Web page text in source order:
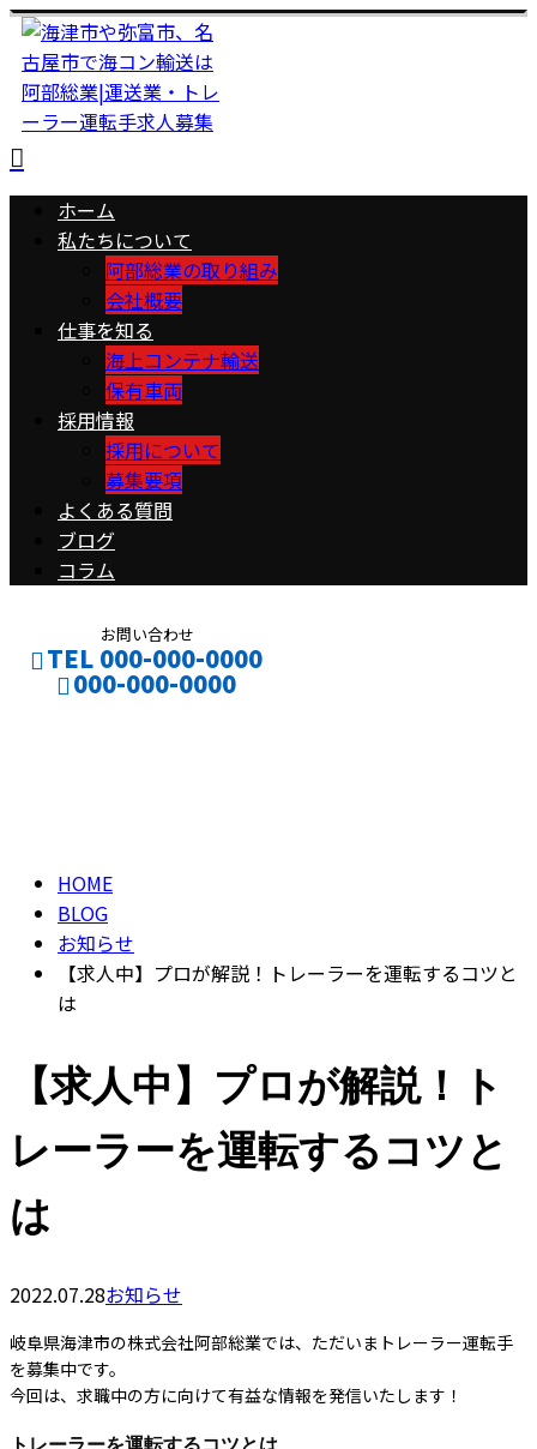
ホーム
私たちについて
阿部総業の取り組み
会社概要
仕事を知る
海上コンテナ輸送
保有車両
採用情報
採用について
募集要項
よくある質問
ブログ
コラム
お問い合わせ
TEL 000-000-0000
000-000-0000
HOME
BLOG
お知らせ
【求人中】プロが解説！トレーラーを運転するコツと
は
【求人中】プロが解説！ト
レーラーを運転するコツと
は
2022.07.28お知らせ
岐阜県海津市の株式会社阿部総業では、ただいまトレーラー運転手
を募集中です。
今回は、求職中の方に向けて有益な情報を発信いたします！